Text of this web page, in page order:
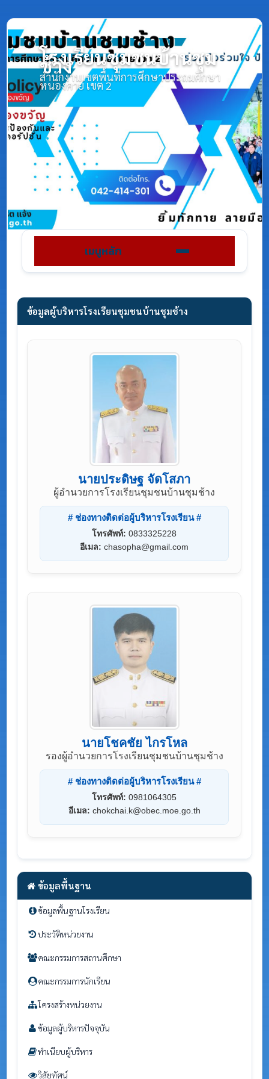
โรงเรียนชุมชนบ้านชุม
ช้าง
สำนักงานเขตพื้นที่การศึกษาประถมศึกษา
หนองคาย เขต 2
เมนูหลัก
ข้อมูลพื้นฐาน
ข้อมูลพื้นฐานโรงเรียน
ประวัติหน่วยงาน
คณะกรรมการสถานศึกษา
คณะกรรมการนักเรียน
โครงสร้างหน่วยงาน
ข้อมูลผู้บริหารปัจจุบัน
ทำเนียบผู้บริหาร
วิสัยทัศน์
ข้อมูลผู้บริหารโรงเรียนชุมชนบ้านชุมช้าง
นายประดิษฐ จัดโสภา
ผู้อำนวยการโรงเรียนชุมชนบ้านชุมช้าง
# ช่องทางติดต่อผู้บริหารโรงเรียน #
โทรศัพท์: 0833325228
อีเมล: chasopha@gmail.com
นายโชคชัย ไกรโหล
รองผู้อำนวยการโรงเรียนชุมชนบ้านชุมช้าง
# ช่องทางติดต่อผู้บริหารโรงเรียน #
โทรศัพท์: 0981064305
อีเมล: chokchai.k@obec.moe.go.th